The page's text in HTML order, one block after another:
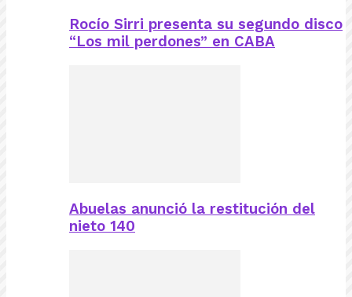
Rocío Sirri presenta su segundo disco
“Los mil perdones” en CABA
Abuelas anunció la restitución del
nieto 140